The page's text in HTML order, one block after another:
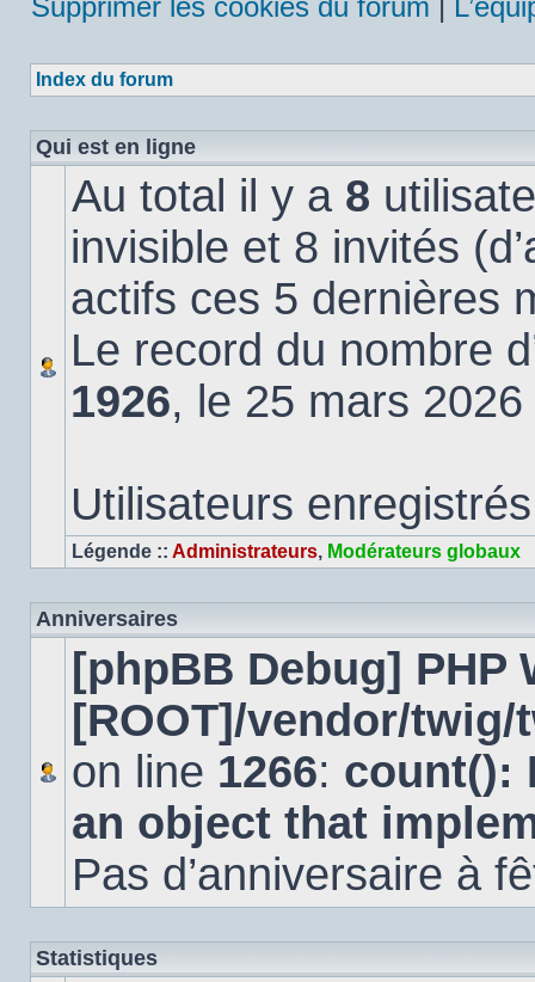
Supprimer les cookies du forum |
Index du forum
Qui est en ligne
Au total il y a 8
invisible et 8 invités
actifs ces 5 dernières
Le record du nombre
1926, le 25 mars 2026
Utilisateurs
Légende :: Administrateurs, Modérateurs globaux
Anniversaires
[phpBB Debug] PHP
[ROOT]/vendor/
on line 1266: count():
an object that
Pas d’anniversaire à
Statistiques